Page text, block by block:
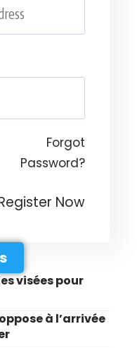
Forgot
Password?
Now
visées pour
à l’arrivée